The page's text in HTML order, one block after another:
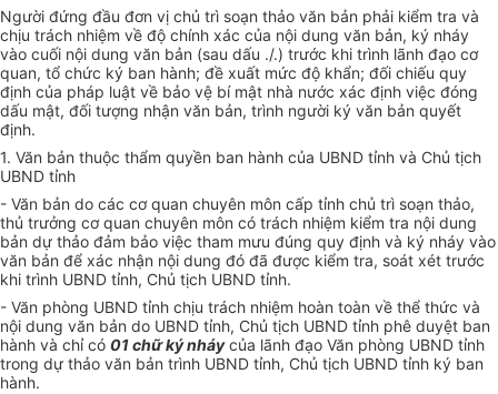
Người đứng đầu đơn vị chủ trì soạn thảo văn bản phải kiểm tra và
chịu trách nhiệm về độ chính xác của nội dung văn bản, ký nháy
vào cuối nội dung văn bản (sau dấu ./.) trước khi trình lãnh đạo cơ
quan, tổ chức ký ban hành; đề xuất mức độ khẩn; đối chiếu quy
định của pháp luật về bảo vệ bí mật nhà nước xác định việc đóng
dấu mật, đối tượng nhận văn bản, trình người ký văn bản quyết
định.
1. Văn bản thuộc thẩm quyền ban hành của UBND tỉnh và Chủ tịch
UBND tỉnh
- Văn bản do các cơ quan chuyên môn cấp tỉnh chủ trì soạn thảo,
thủ trưởng cơ quan chuyên môn có trách nhiệm kiểm tra nội dung
bản dự thảo đảm bảo việc tham mưu đúng quy định và ký nháy vào
văn bản để xác nhận nội dung đó đã được kiểm tra, soát xét trước
khi trình UBND tỉnh, Chủ tịch UBND tỉnh.
- Văn phòng UBND tỉnh chịu trách nhiệm hoàn toàn về thể thức và
nội dung văn bản do UBND tỉnh, Chủ tịch UBND tỉnh phê duyệt ban
hành và chỉ có 01chữ kýnháycủa lãnh đạo Văn phòng UBND tỉnh
trong dự thảo văn bản trình UBND tỉnh, Chủ tịch UBND tỉnh ký ban
hành.